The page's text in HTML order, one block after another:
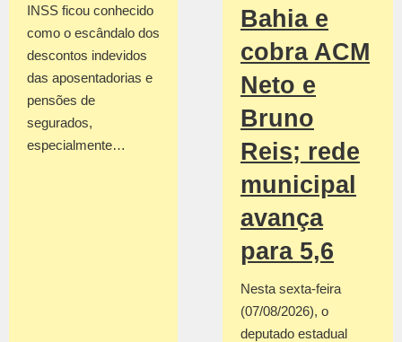
INSS ficou conhecido
como o escândalo dos
descontos indevidos
das aposentadorias e
pensões de
segurados,
especialmente…
Bahia e
cobra ACM
Neto e
Bruno
Reis; rede
municipal
avança
para 5,6
Nesta sexta-feira
(07/08/2026), o
deputado estadual